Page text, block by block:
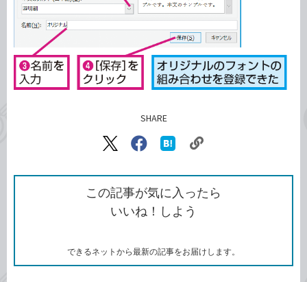
SHARE
X（旧
で
シ
ェ
ア
Facebook
シ
ェ
ア
な
ブ
ッ
ク
ク
ク
を
コ
この記事が気に入ったら
いいね！しよう
できるネットから最新の記事をお届けします。